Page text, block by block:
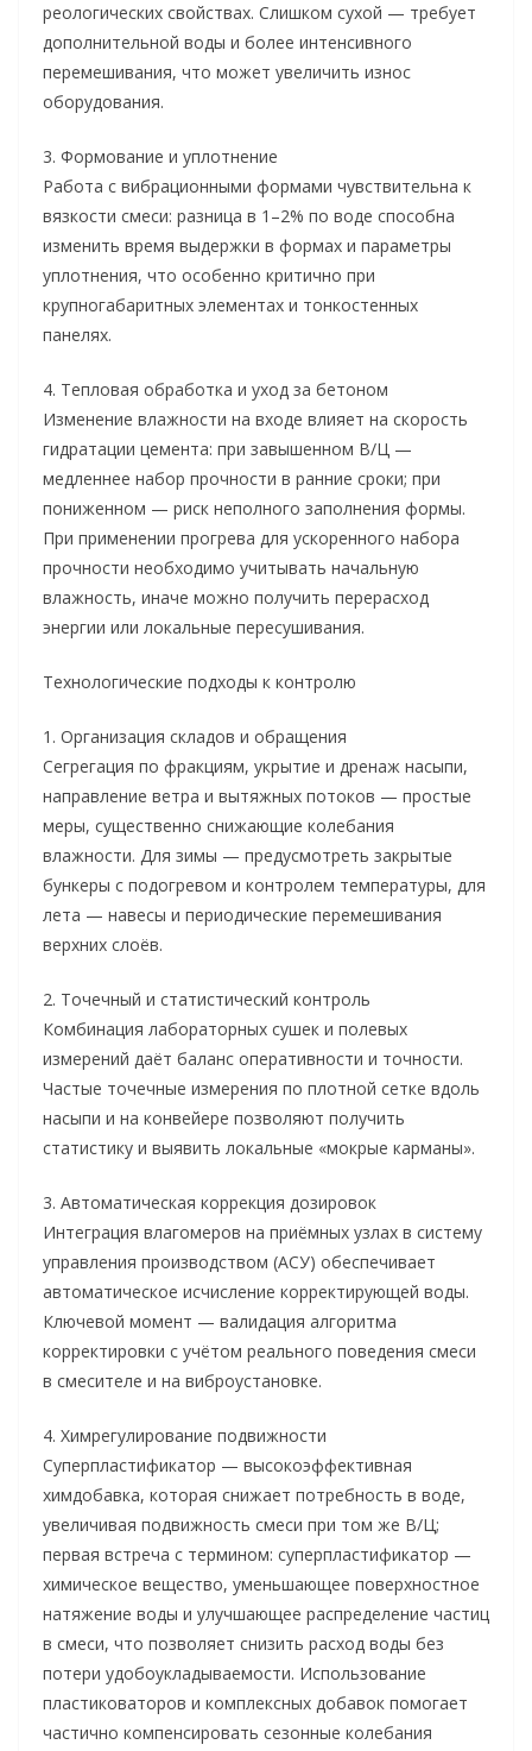
реологических свойствах. Слишком сухой — требует
дополнительной воды и более интенсивного
перемешивания, что может увеличить износ
оборудования.
3. Формование и уплотнение
Работа с вибрационными формами чувствительна к
вязкости смеси: разница в 1–2% по воде способна
изменить время выдержки в формах и параметры
уплотнения, что особенно критично при
крупногабаритных элементах и тонкостенных
панелях.
4. Тепловая обработка и уход за бетоном
Изменение влажности на входе влияет на скорость
гидратации цемента: при завышенном В/Ц —
медленнее набор прочности в ранние сроки; при
пониженном — риск неполного заполнения формы.
При применении прогрева для ускоренного набора
прочности необходимо учитывать начальную
влажность, иначе можно получить перерасход
энергии или локальные пересушивания.
Технологические подходы к контролю
1. Организация складов и обращения
Сегрегация по фракциям, укрытие и дренаж насыпи,
направление ветра и вытяжных потоков — простые
меры, существенно снижающие колебания
влажности. Для зимы — предусмотреть закрытые
бункеры с подогревом и контролем температуры, для
лета — навесы и периодические перемешивания
верхних слоёв.
2. Точечный и статистический контроль
Комбинация лабораторных сушек и полевых
измерений даёт баланс оперативности и точности.
Частые точечные измерения по плотной сетке вдоль
насыпи и на конвейере позволяют получить
статистику и выявить локальные «мокрые карманы».
3. Автоматическая коррекция дозировок
Интеграция влагомеров на приёмных узлах в систему
управления производством (АСУ) обеспечивает
автоматическое исчисление корректирующей воды.
Ключевой момент — валидация алгоритма
корректировки с учётом реального поведения смеси
в смесителе и на виброустановке.
4. Химрегулирование подвижности
Суперпластификатор — высокоэффективная
химдобавка, которая снижает потребность в воде,
увеличивая подвижность смеси при том же В/Ц;
первая встреча с термином: суперпластификатор —
химическое вещество, уменьшающее поверхностное
натяжение воды и улучшающее распределение частиц
в смеси, что позволяет снизить расход воды без
потери удобоукладываемости. Использование
пластиковаторов и комплексных добавок помогает
частично компенсировать сезонные колебания